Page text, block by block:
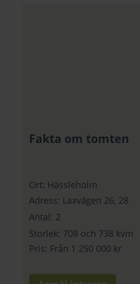
Fakta om tomten
Ort: Hässleholm
Adress: Laxvägen 26, 28
Antal: 2
Storlek: 708 och 738 kvm
Pris: Från 1 250 000 kr